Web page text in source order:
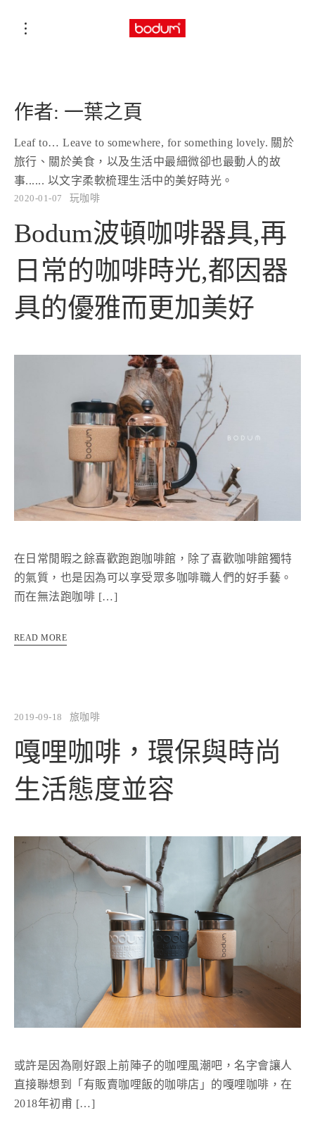
作者: 一葉之頁
Leaf to… Leave to somewhere, for something lovely. 關於
旅行、關於美食，以及生活中最細微卻也最動人的故
事...... 以文字柔軟梳理生活中的美好時光。
2020-01-07 玩咖啡
Bodum波頓咖啡器具,再
日常的咖啡時光,都因器
具的優雅而更加美好
在日常閒暇之餘喜歡跑跑咖啡館，除了喜歡咖啡館獨特
的氣質，也是因為可以享受眾多咖啡職人們的好手藝。
而在無法跑咖啡 […]
READ MORE
2019-09-18 旅咖啡
嘎哩咖啡，環保與時尚
生活態度並容
或許是因為剛好跟上前陣子的咖哩風潮吧，名字會讓人
直接聯想到「有販賣咖哩飯的咖啡店」的嘎哩咖啡，在
2018年初甫 […]